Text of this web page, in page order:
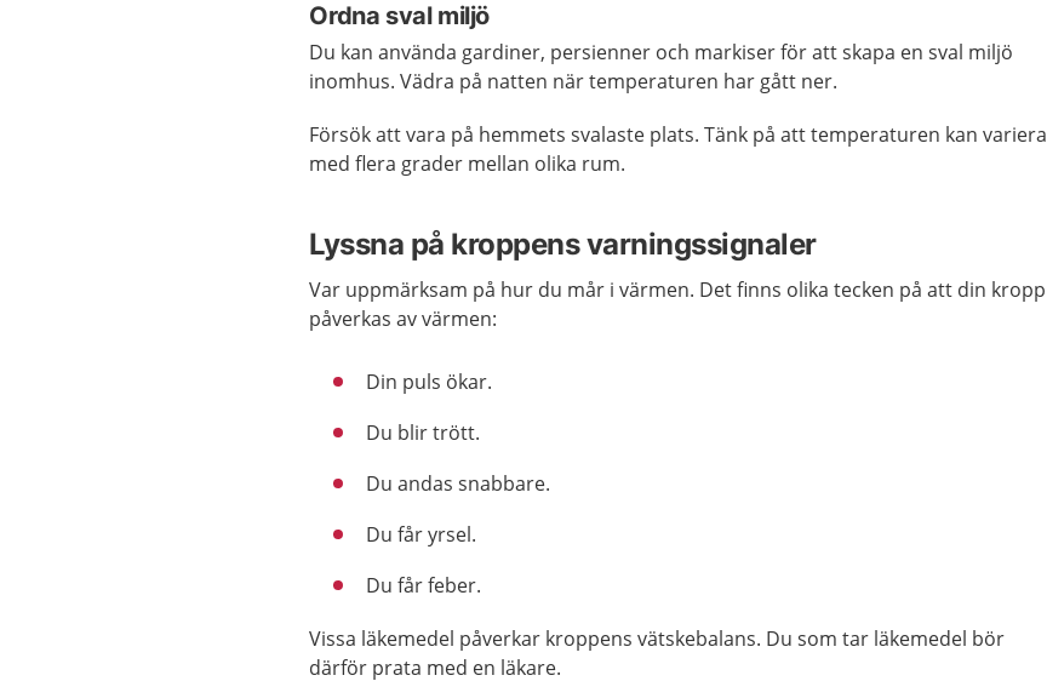
Ordna sval miljö
Du kan använda gardiner, persienner och markiser för att skapa en sval miljö
inomhus. Vädra på natten när temperaturen har gått ner.
Försök att vara på hemmets svalaste plats. Tänk på att temperaturen kan variera
med flera grader mellan olika rum.
Lyssna på kroppens varningssignaler
Var uppmärksam på hur du mår i värmen. Det finns olika tecken på att din kropp
påverkas av värmen:
Din puls ökar.
Du blir trött.
Du andas snabbare.
Du får yrsel.
Du får feber.
Vissa läkemedel påverkar kroppens vätskebalans. Du som tar läkemedel bör
därför prata med en läkare.